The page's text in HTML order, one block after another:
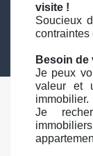
visite !
Soucieux
contraintes
Besoin de
Je peux
valeur et
immobilier.
Je